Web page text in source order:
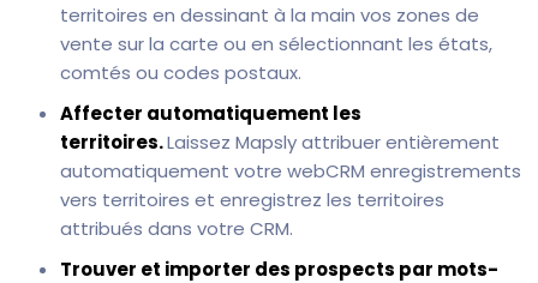
territoires en dessinant à la main vos zones de
vente sur la carte ou en sélectionnant les états,
comtés ou codes postaux.
Affecter automatiquement les
territoires.Laissez Mapsly attribuer entièrement
automatiquement votre webCRM enregistrements
vers territoires et enregistrez les territoires
attribués dans votre CRM.
Trouver et importer des prospects par mots-